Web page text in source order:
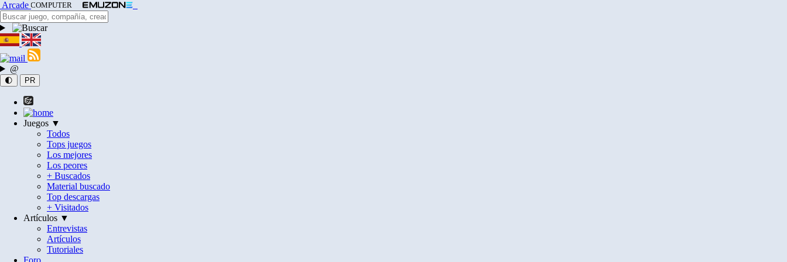
Arcade COMPUTER
@
🌓 PR
Juegos ▼
Todos
Tops juegos
Los mejores
Los peores
+ Buscados
Material buscado
Top descargas
+ Visitados
Artículos ▼
Entrevistas
Artículos
Tutoriales
Foro